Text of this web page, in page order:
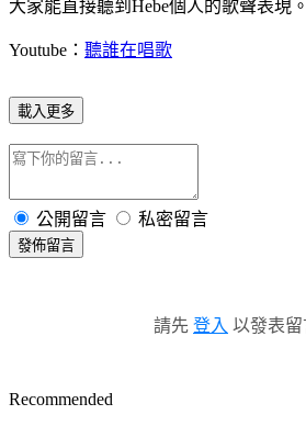
大家能直接聽到Hebe個人的歌聲表現。
Youtube： 聽誰在唱歌
載入更多
公開留言 私密留言
發佈留言
請先 登入 以發表留
Recommended